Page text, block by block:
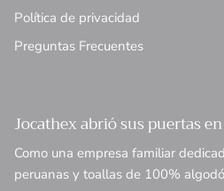
Política de privacidad
Preguntas Frecuentes
Jocathex abrió sus puertas
Como una empresa familiar
peruanas y toallas de 100%